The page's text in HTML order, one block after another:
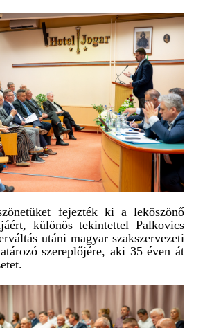
fejezték ki a leköszönő
különös tekintettel Palkovics
utáni magyar szakszervezeti
szereplőjére, aki 35 éven át